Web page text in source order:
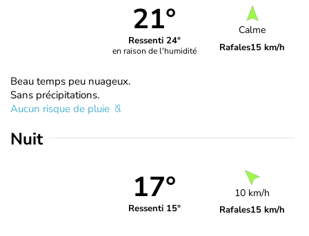
21°
Ressenti 24°
en raison de l'humidité
Calme
Rafales15 km/h
Beau temps peu nuageux.
Sans précipitations.
Aucun risque de pluie
Nuit
17°
Ressenti 15°
10 km/h
Rafales15 km/h